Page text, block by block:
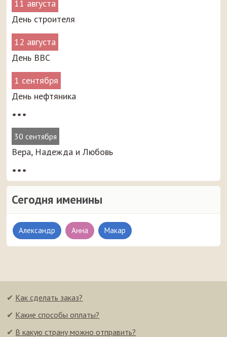
11 августа
День строителя
12 августа
День ВВС
1 сентября
День нефтяника
•••
30 сентября
Вера, Надежда и Любовь
•••
Сегодня именины
Александр Анна Макар
✔ Как сделать заказ?
✔ Какие способы оплаты?
✔ В какую страну можно отправить?